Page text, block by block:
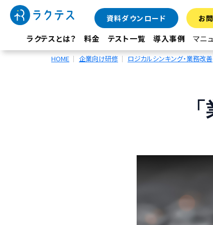
ラクテスとは？ 料金 テスト一覧 導入事例 マニ
資料ダウンロード お
HOME 企業向け研修 ロジカルシンキング・業務改善